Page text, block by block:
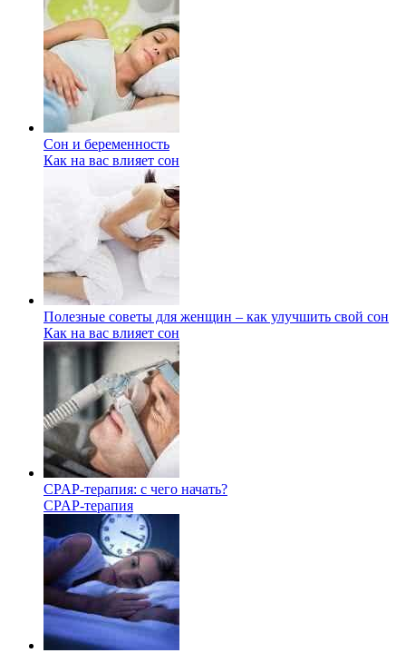
Сон и беременность
Как на вас влияет сон
Полезные советы для женщин – как улучшить свой сон
Как на вас влияет сон
CPAP-терапия: с чего начать?
CPAP-терапия